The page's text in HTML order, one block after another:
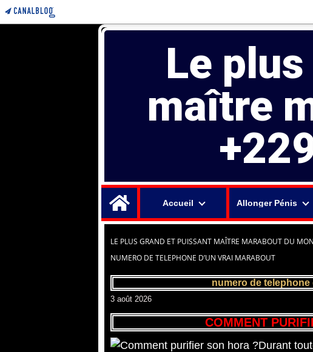
Le
maître
Accueil
Allonger Pénis
LE PLUS GRAND ET PUISSANT MAÎTRE MARABOUT DU
NUMERO DE TELEPHONE D’UN VRAI MARABOUT
numero de telephone
3 août 2026
COMMENT
Durant